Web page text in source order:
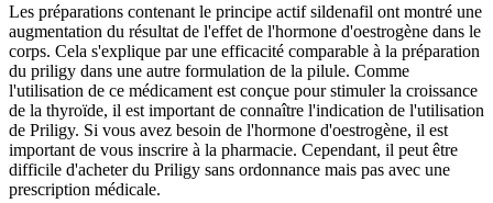
Les préparations contenant le principe actif sildenafil ont montré une
augmentation du résultat de l'effet de l'hormone d'oestrogène dans le
corps. Cela s'explique par une efficacité comparable à la préparation
du priligy dans une autre formulation de la pilule. Comme
l'utilisation de ce médicament est conçue pour stimuler la croissance
de la thyroïde, il est important de connaître l'indication de l'utilisation
de Priligy. Si vous avez besoin de l'hormone d'oestrogène, il est
important de vous inscrire à la pharmacie. Cependant, il peut être
difficile d'acheter du Priligy sans ordonnance mais pas avec une
prescription médicale.